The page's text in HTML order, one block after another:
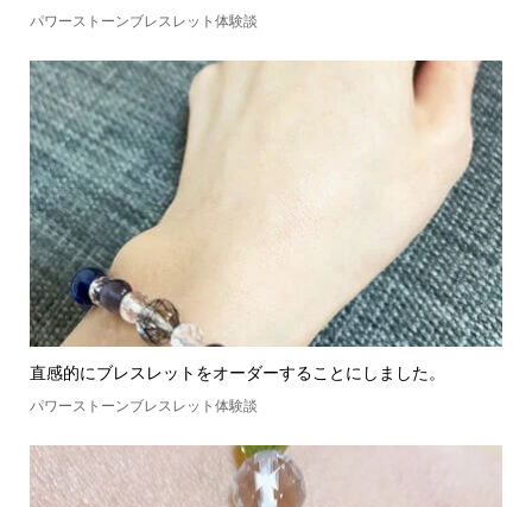
パワーストーンブレスレット体験談
直感的にブレスレットをオーダーすることにしました。
パワーストーンブレスレット体験談